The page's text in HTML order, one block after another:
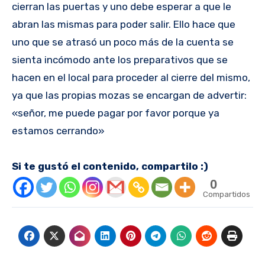
cierran las puertas y uno debe esperar a que le
abran las mismas para poder salir. Ello hace que
uno que se atrasó un poco más de la cuenta se
sienta incómodo ante los preparativos que se
hacen en el local para proceder al cierre del mismo,
ya que las propias mozas se encargan de advertir:
«señor, me puede pagar por favor porque ya
estamos cerrando»
Si te gustó el contenido, compartilo :)
0
Compartidos